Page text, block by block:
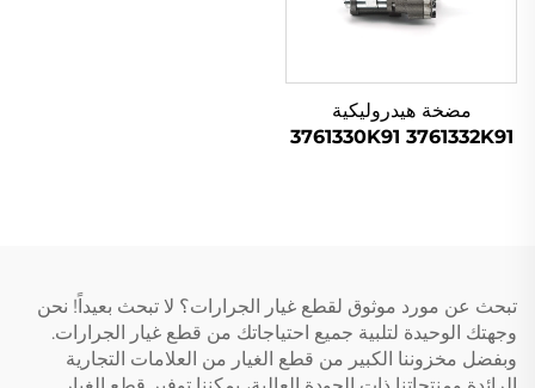
مضخة هيدروليكية
3761330K91 3761332K91
تبحث عن مورد موثوق لقطع غيار الجرارات؟ لا تبحث بعيداً! نحن
وجهتك الوحيدة لتلبية جميع احتياجاتك من قطع غيار الجرارات.
وبفضل مخزوننا الكبير من قطع الغيار من العلامات التجارية